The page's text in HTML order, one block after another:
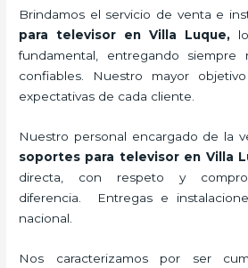
Brindamos el servicio de venta e
para televisor en Villa Luque,
fundamental, entregando siempre
confiables. Nuestro mayor
expectativas de cada cliente.
Nuestro personal encargado de la
soportes para televisor en Villa
directa, con respeto y
diferencia. Entregas e
nacional.
Nos caracterizamos por ser